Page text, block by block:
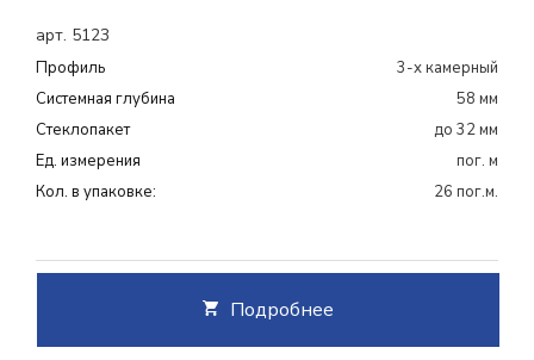
арт. 5123
Профиль
3-х камерный
Системная глубина
58 мм
Cтеклопакет
до 32 мм
Ед. измерения
пог. м
Кол. в упаковке:
26 пог.м.
Подробнее